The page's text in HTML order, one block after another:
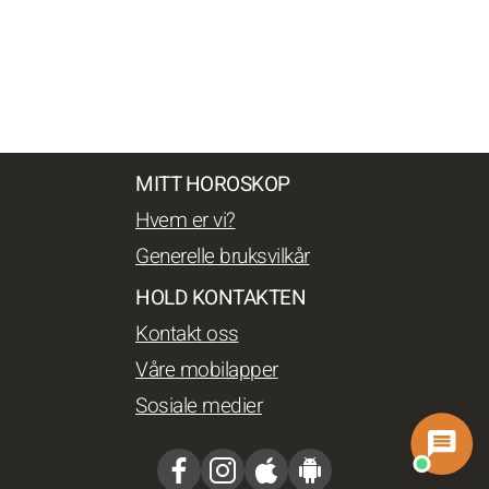
MITT HOROSKOP
Hvem er vi?
Generelle bruksvilkår
HOLD KONTAKTEN
Kontakt oss
Våre mobilapper
Sosiale medier